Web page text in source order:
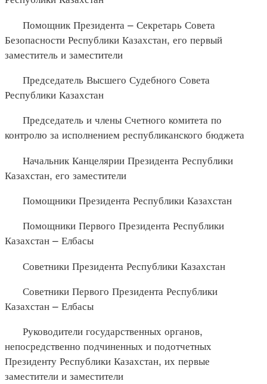
Помощник Президента – Секретарь Совета
Безопасности Республики Казахстан, его первый
заместитель и заместители
Председатель Высшего Судебного Совета
Республики Казахстан
Председатель и члены Счетного комитета по
контролю за исполнением республиканского бюджета
Начальник Канцелярии Президента Республики
Казахстан, его заместители
Помощники Президента Республики Казахстан
Помощники Первого Президента Республики
Казахстан – Елбасы
Советники Президента Республики Казахстан
Советники Первого Президента Республики
Казахстан – Елбасы
Руководители государственных органов,
непосредственно подчиненных и подотчетных
Президенту Республики Казахстан, их первые
заместители и заместители